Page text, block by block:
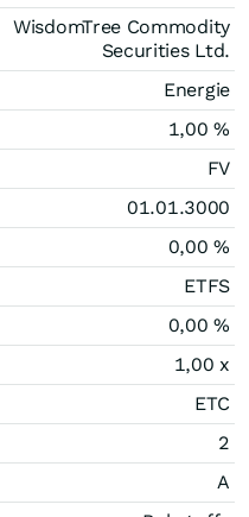
WisdomTree Commodity
Securities Ltd.
Energie
1,00 %
FV
01.01.3000
0,00 %
ETFS
0,00 %
1,00 x
ETC
2
A